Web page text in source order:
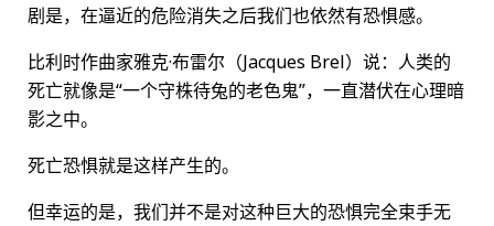
剧是，在逼近的危险消失之后我们也依然有恐惧感。
比利时作曲家雅克·布雷尔（Jacques Brel）说：人类的
死亡就像是“一个守株待兔的老色鬼”，一直潜伏在心理暗
影之中。
死亡恐惧就是这样产生的。
但幸运的是，我们并不是对这种巨大的恐惧完全束手无